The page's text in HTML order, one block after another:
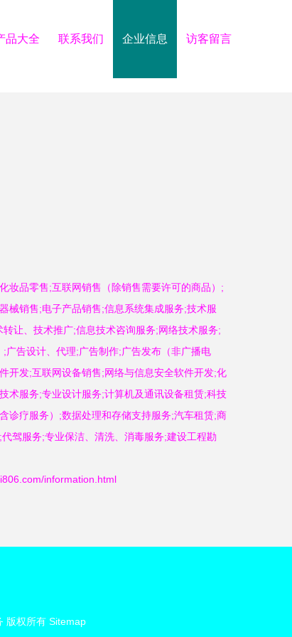
品大全 联系我们 企业信息 访客留言
妆品零售;互联网销售（除销售需要许可的商品）;
械销售;电子产品销售;信息系统集成服务;技术服
让、技术推广;信息技术咨询服务;网络技术服务;
广告设计、代理;广告制作;广告发布（非广播电
开发;互联网设备销售;网络与信息安全软件开发;化
术服务;专业设计服务;计算机及通讯设备租赁;科技
诊疗服务）;数据处理和存储支持服务;汽车租赁;商
驾服务;专业保洁、清洗、消毒服务;建设工程勘
information.html
版权所有 Sitemap